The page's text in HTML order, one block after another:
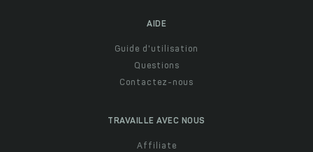
AIDE
Guide d'utilisation
Questions
Contactez-nous
TRAVAILLE AVEC NOUS
Affiliate